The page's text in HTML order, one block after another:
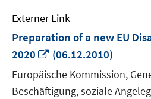
Externer Link
Preparation of a new EU
2020
In
neuem
Fenster
öffnen
(06.12.2010)
Europäische Kommission,
Beschäftigung, soziale